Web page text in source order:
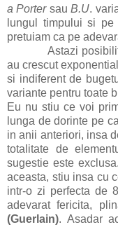
a PortersauB.U.
lungul timpului si
pretuiam ca pe
Astazi
au crescut
si indiferent de
variante pentru toate
Eu nu stiu ce voi
lunga de dorinte pe
in anii anteriori, insa
totalitate de
sugestie este
aceasta, stiu insa cu
intr-o zi perfecta de
adevarat fericita,
(Guerlain). Asadar